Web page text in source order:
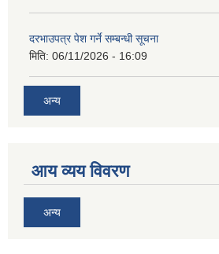
दरभाउपत्र पेश गर्ने सम्बन्धी सूचना
मिति: 06/11/2026 - 16:09
अन्य
आय व्यय विवरण
अन्य